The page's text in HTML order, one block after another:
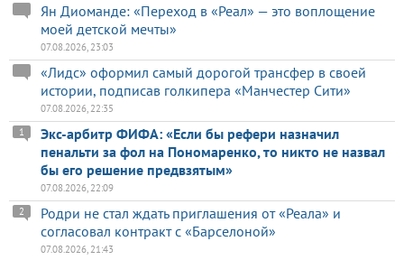
Ян Диоманде: «Переход в «Реал» — это воплощение
моей детской мечты»
07.08.2026, 23:03
«Лидс» оформил самый дорогой трансфер в своей
истории, подписав голкипера «Манчестер Сити»
07.08.2026, 22:35
Экс-арбитр ФИФА: «Если бы рефери назначил
пенальти за фол на Пономаренко, то никто не назвал
бы его решение предвзятым»
1
07.08.2026, 22:09
Родри не стал ждать приглашения от «Реала» и
согласовал контракт с «Барселоной»
2
07.08.2026, 21:43